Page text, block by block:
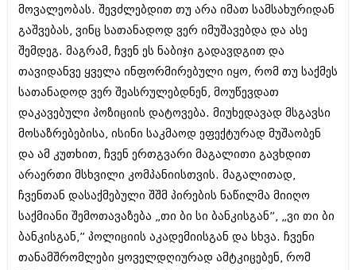
მარტი 2016 (200)
თებერვალი 2016 (250)
დეკემბერი 2015 (207)
ნოემბერი 2015 (264)
ოქტომბერი 2015 (204)
სექტემბერი 2015 (215)
აგვისტო 2015 (286)
ივლისი 2015 (173)
ივნისი 2015 (261)
მაისი 2015 (194)
აპრილი 2015 (208)
მარტი 2015 (365)
თებერვალი 2015 (286)
იანვარი 2015 (247)
ნოემბერი 2014 (290)
მოვალეობას. შევძლებდით თუ არა იმათ სამსახურიდან
გაშვებას, ვინც სათანადოდ ვერ იმუშავებდა და ასე
შემდეგ. მაგრამ, ჩვენ ეს ნაბიჯი გადავდგით და
თავიდანვე ყველა ინფორმირებული იყო, რომ თუ საქმეს
სათანადოდ ვერ შეასრულებდნენ, მოუწევდათ
დაკავებული პოზიციის დატოვება. მიუხედავად მსგავსი
მოსაზრებებისა, ისინი საკმაოდ ეფექტურად მუშაობენ
და ამ კუთხით, ჩვენ ერთგვარი მაგალითი გავხდით
არაერთი მსხვილი კომპანიისთვის. მაგალითად,
ჩვენთან დასაქმებული შშმ პირების ნაწილმა მიიღო
საქმიანი შემოთავაზება „თი ბი სი ბანკისგან”, „ვი თი ბი
ბანკისგან,” პოლიციის აკადემიისგან და სხვა. ჩვენი
თანამშრომლები ყოველდღიურად ამტკიცებენ, რომ